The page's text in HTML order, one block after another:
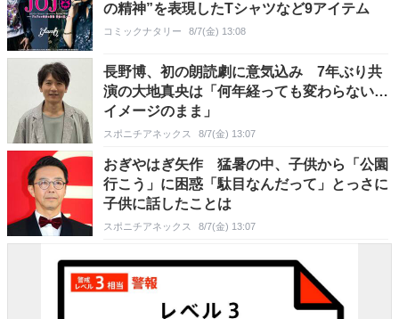
の精神”を表現したTシャツなど9アイテム
コミックナタリー 8/7(金) 13:08
長野博、初の朗読劇に意気込み 7年ぶり共
演の大地真央は「何年経っても変わらない…
イメージのまま」
スポニチアネックス 8/7(金) 13:07
おぎやはぎ矢作 猛暑の中、子供から「公園
行こう」に困惑「駄目なんだって」とっさに
子供に話したことは
スポニチアネックス 8/7(金) 13:07